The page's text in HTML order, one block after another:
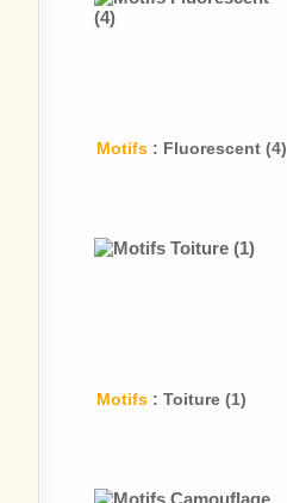
Motifs : Fluorescent (4)
Motifs : Toiture (1)